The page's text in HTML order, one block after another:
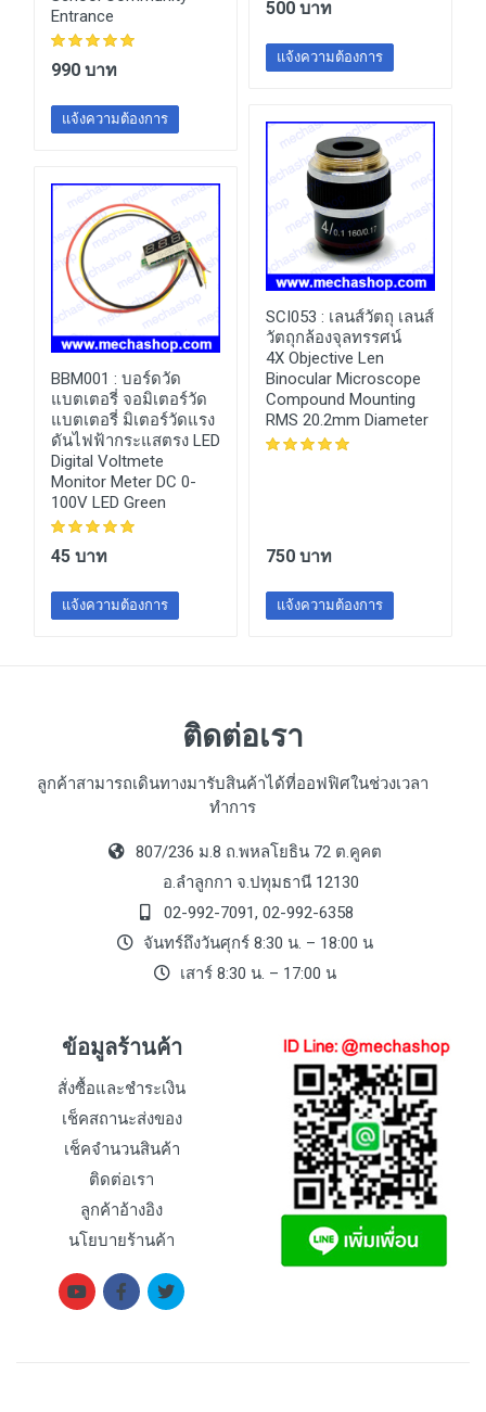
Entrance
990 บาท
แจ้งความต้องการ
BBM001 : บอร์ดวัด
แบตเตอรี่ จอมิเตอร์วัด
แบตเตอรี่ มิเตอร์วัดแรง
ดันไฟฟ้ากระแสตรง LED
Digital Voltmete
Monitor Meter DC 0-
100V LED Green
45 บาท
แจ้งความต้องการ
500 บาท
แจ้งความต้องการ
SCI053 : เลนส์วัตถุ เลนส์
วัตถุกล้องจุลทรรศน์
4X Objective Len
Binocular Microscope
Compound Mounting
RMS 20.2mm Diameter
750 บาท
แจ้งความต้องการ
ติดต่อเรา
ลูกค้าสามารถเดินทางมารับสินค้าได้ที่ออฟฟิศในช่วงเวลา
ทำการ
807/236 ม.8 ถ.พหลโยธิน 72 ต.คูคต
อ.ลำลูกกา จ.ปทุมธานี 12130
02-992-7091, 02-992-6358
จันทร์ถึงวันศุกร์ 8:30 น. – 18:00 น
เสาร์ 8:30 น. – 17:00 น
ข้อมูลร้านค้า
สั่งซื้อและชำระเงิน
เช็คสถานะส่งของ
เช็คจำนวนสินค้า
ติดต่อเรา
ลูกค้าอ้างอิง
นโยบายร้านค้า